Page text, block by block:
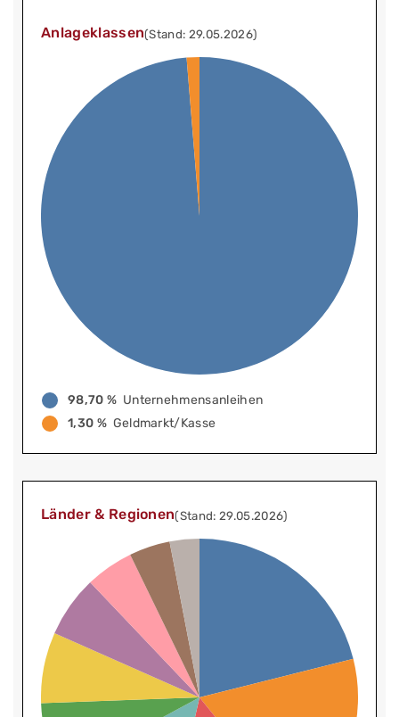
Anlageklassen(Stand: 29.05.2026)
98,70 % Unternehmensanleihen
1,30 % Geldmarkt/Kasse
Länder & Regionen(Stand: 29.05.2026)